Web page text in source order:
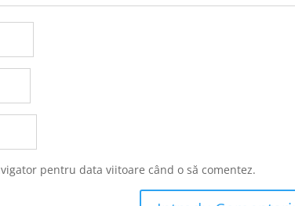
pentru data viitoare când o să comentez.